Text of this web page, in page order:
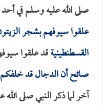
صلى الله عليه وسلم في
علقوا سيوفهم بشجر
القسطنطينيةقد علقوا
صائح أن الدجال قد
آخر لما ذكر النبي صلى